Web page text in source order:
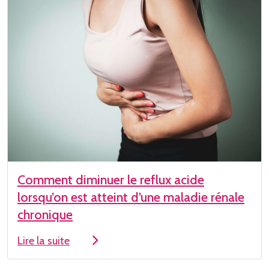
Comment diminuer le reflux acide
lorsqu’on est atteint d’une maladie rénale
chronique
Lire la suite